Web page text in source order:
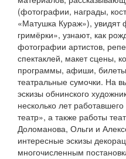
(фотографии, награды,
«Матушка Кураж»), увидят
гримёрки», узнают, как
фотографии артистов,
спектаклей, макет сцены,
программы, афиши,
театральные сумочки. На
эскизы обнинского
несколько лет
театр», а также работы
Доломанова, Ольги и
интересные эскизы
многочисленным